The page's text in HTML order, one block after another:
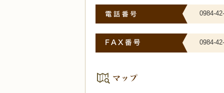
0984-
0984-